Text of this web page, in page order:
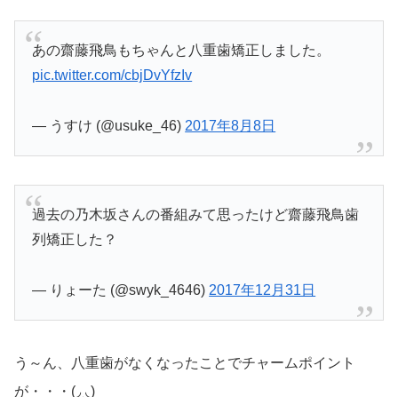
あの齋藤飛鳥もちゃんと八重歯矯正しました。
pic.twitter.com/cbjDvYfzIv
— うすけ (@usuke_46) 2017年8月8日
過去の乃木坂さんの番組みて思ったけど齋藤飛鳥歯
列矯正した？
— りょーた (@swyk_4646) 2017年12月31日
う～ん、八重歯がなくなったことでチャームポイント
が・・・(◞‸◟)